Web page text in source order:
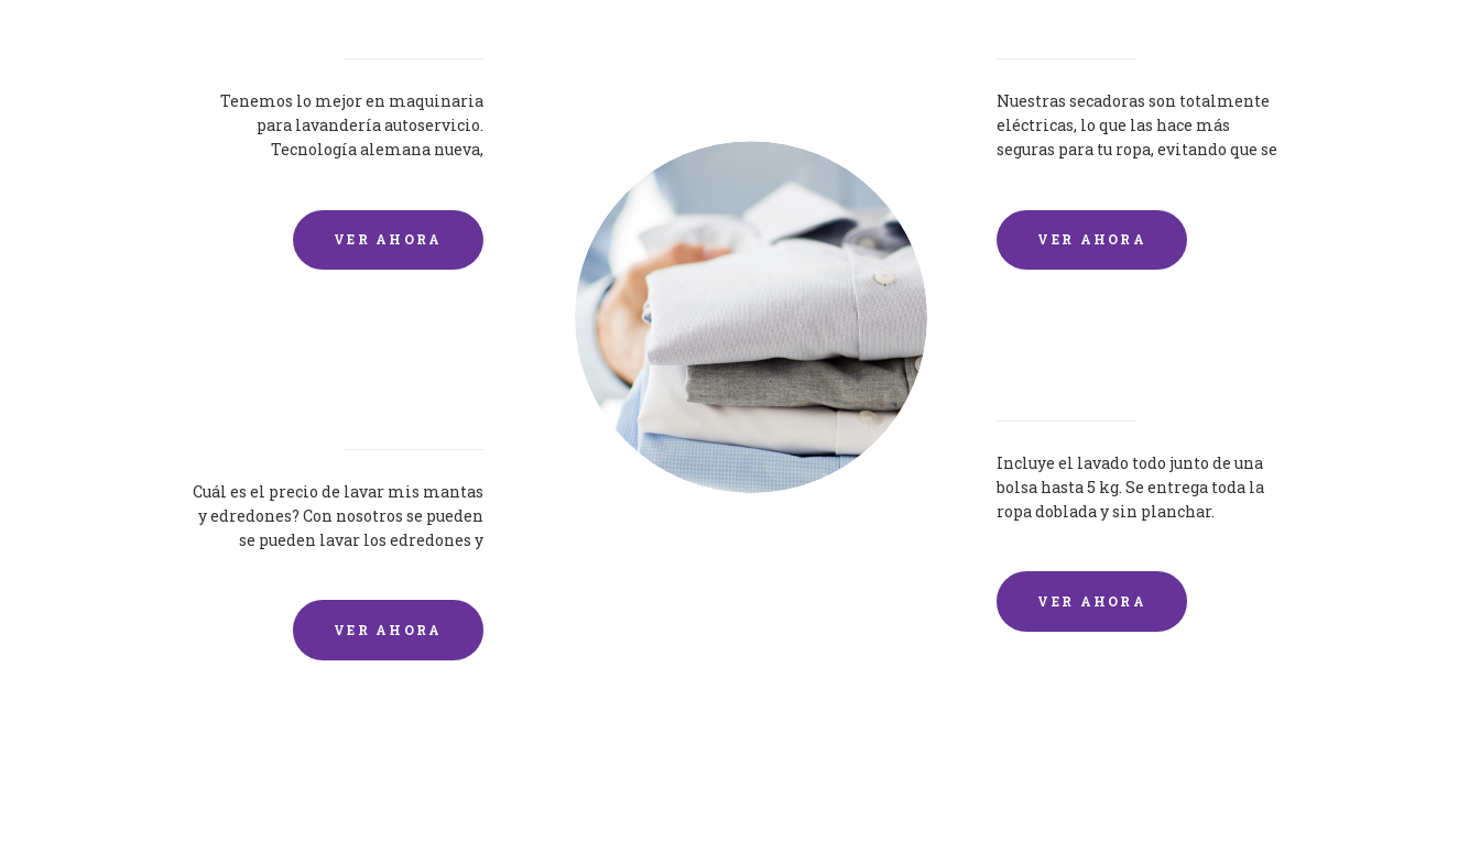
Tenemos lo mejor en maquinaria
para lavandería autoservicio.
Tecnología alemana nueva,
VER AHORA
Nuestras secadoras son totalmente
eléctricas, lo que las hace más
seguras para tu ropa, evitando que se
VER AHORA
Cuál es el precio de lavar mis mantas
y edredones? Con nosotros se pueden
se pueden lavar los edredones y
VER AHORA
Incluye el lavado todo junto de una
bolsa hasta 5 kg. Se entrega toda la
ropa doblada y sin planchar.
VER AHORA